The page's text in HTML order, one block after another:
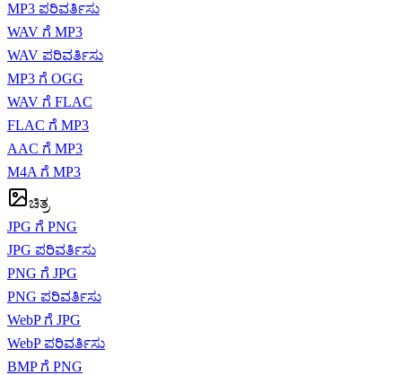
MP3 ಪರಿವರ್ತಿಸು
WAV ಗೆ MP3
WAV ಪರಿವರ್ತಿಸು
MP3 ಗೆ OGG
WAV ಗೆ FLAC
FLAC ಗೆ MP3
AAC ಗೆ MP3
M4A ಗೆ MP3
ಚಿತ್ರ
JPG ಗೆ PNG
JPG ಪರಿವರ್ತಿಸು
PNG ಗೆ JPG
PNG ಪರಿವರ್ತಿಸು
WebP ಗೆ JPG
WebP ಪರಿವರ್ತಿಸು
BMP ಗೆ PNG